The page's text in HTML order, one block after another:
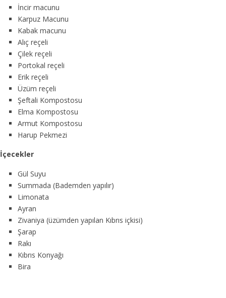
İncir macunu
Karpuz Macunu
Kabak macunu
Alıç reçeli
Çilek reçeli
Portokal reçeli
Erik reçeli
Üzüm reçeli
Şeftali Kompostosu
Elma Kompostosu
Armut Kompostosu
Harup Pekmezi
İçecekler
Gül Suyu
Summada (Bademden yapılır)
Limonata
Ayran
Zivaniya (üzümden yapılan Kıbrıs içkisi)
Şarap
Rakı
Kıbrıs Konyağı
Bira